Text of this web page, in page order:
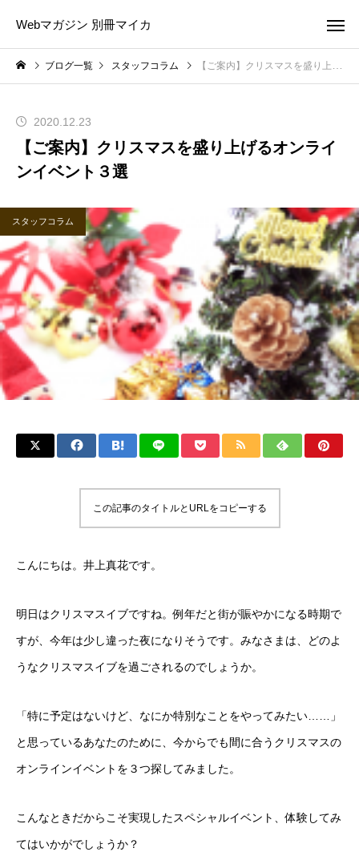
Webマガジン 別冊マイカ
ブログ一覧 スタッフコラム 【ご案内】クリスマスを盛り上げるオンラインイベント３選
2020.12.23
【ご案内】クリスマスを盛り上げるオンライ
ンイベント３選
スタッフコラム
この記事のタイトルとURLをコピーする
こんにちは。井上真花です。
明日はクリスマスイブですね。例年だと街が賑やかになる時期で
すが、今年は少し違った夜になりそうです。みなさまは、どのよ
うなクリスマスイブを過ごされるのでしょうか。
「特に予定はないけど、なにか特別なことをやってみたい……」
と思っているあなたのために、今からでも間に合うクリスマスの
オンラインイベントを３つ探してみました。
こんなときだからこそ実現したスペシャルイベント、体験してみ
てはいかがでしょうか？